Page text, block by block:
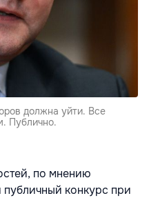
должна уйти. Все
Публично.
по мнению
публичный конкурс при